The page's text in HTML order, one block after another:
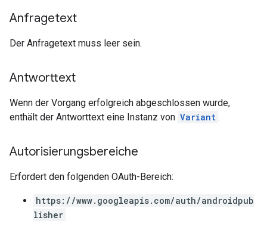
Anfragetext
Der Anfragetext muss leer sein.
Antworttext
Wenn der Vorgang erfolgreich abgeschlossen wurde,
enthält der Antworttext eine Instanz von Variant .
Autorisierungsbereiche
Erfordert den folgenden OAuth-Bereich:
https://www.googleapis.com/auth/androidpub
lisher